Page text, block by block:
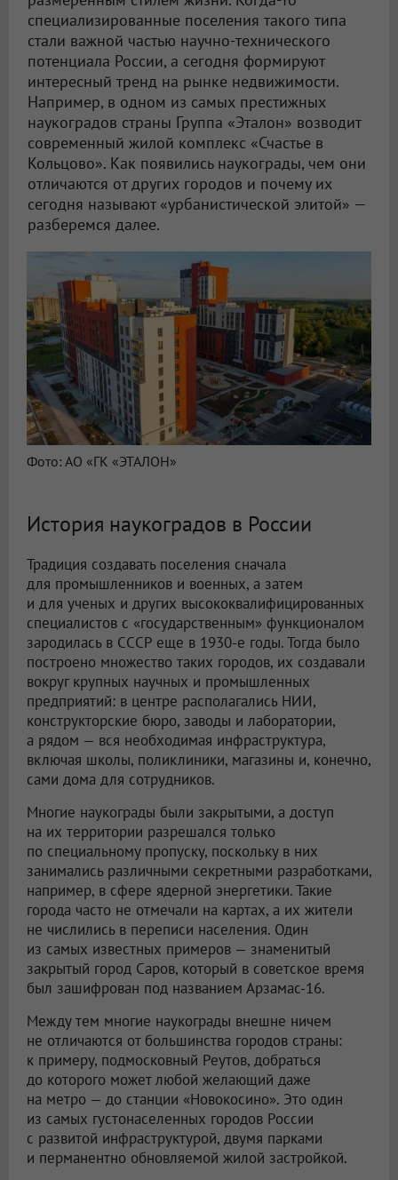
специализированные поселения такого типа
стали важной частью научно-технического
потенциала России, а сегодня формируют
интересный тренд на рынке недвижимости.
Например, в одном из самых престижных
наукоградов страны Группа «Эталон» возводит
современный жилой комплекс «Счастье в
Кольцово». Как появились наукограды, чем они
отличаются от других городов и почему их
сегодня называют «урбанистической элитой» —
разберемся далее.
Фото: АО «ГК «ЭТАЛОН»
История наукоградов в России
Традиция создавать поселения сначала
для промышленников и военных, а затем
и для ученых и других высококвалифицированных
специалистов с «государственным» функционалом
зародилась в СССР еще в 1930-е годы. Тогда было
построено множество таких городов, их создавали
вокруг крупных научных и промышленных
предприятий: в центре располагались НИИ,
конструкторские бюро, заводы и лаборатории,
а рядом — вся необходимая инфраструктура,
включая школы, поликлиники, магазины и, конечно,
сами дома для сотрудников.
Многие наукограды были закрытыми, а доступ
на их территории разрешался только
по специальному пропуску, поскольку в них
занимались различными секретными разработками,
например, в сфере ядерной энергетики. Такие
города часто не отмечали на картах, а их жители
не числились в переписи населения. Один
из самых известных примеров — знаменитый
закрытый город Саров, который в советское время
был зашифрован под названием Арзамас-16.
Между тем многие наукограды внешне ничем
не отличаются от большинства городов страны:
к примеру, подмосковный Реутов, добраться
до которого может любой желающий даже
на метро — до станции «Новокосино». Это один
из самых густонаселенных городов России
с развитой инфраструктурой, двумя парками
и перманентно обновляемой жилой застройкой.